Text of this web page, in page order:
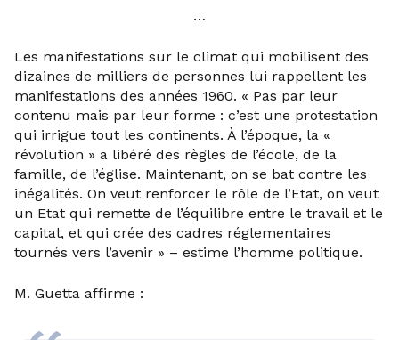
…
Les manifestations sur le climat qui mobilisent des
dizaines de milliers de personnes lui rappellent les
manifestations des années 1960. « Pas par leur
contenu mais par leur forme : c’est une protestation
qui irrigue tout les continents. À l’époque, la «
révolution » a libéré des règles de l’école, de la
famille, de l’église. Maintenant, on se bat contre les
inégalités. On veut renforcer le rôle de l’Etat, on veut
un Etat qui remette de l’équilibre entre le travail et le
capital, et qui crée des cadres réglementaires
tournés vers l’avenir » – estime l’homme politique.
M. Guetta affirme :